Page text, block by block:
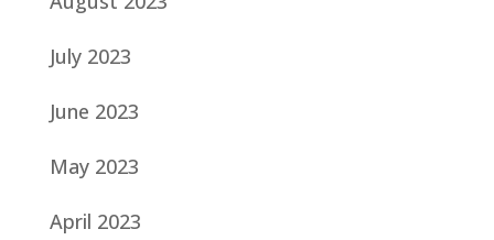
July 2023
June 2023
May 2023
April 2023